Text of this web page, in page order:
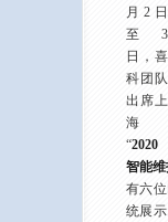
月2日
至3
日，喜
科团队
出席上
海
“2020
智能
有六
统展